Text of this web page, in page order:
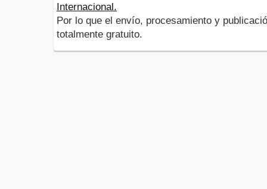
Internacional.
Por lo que el envío, procesamiento y
totalmente gratuito.